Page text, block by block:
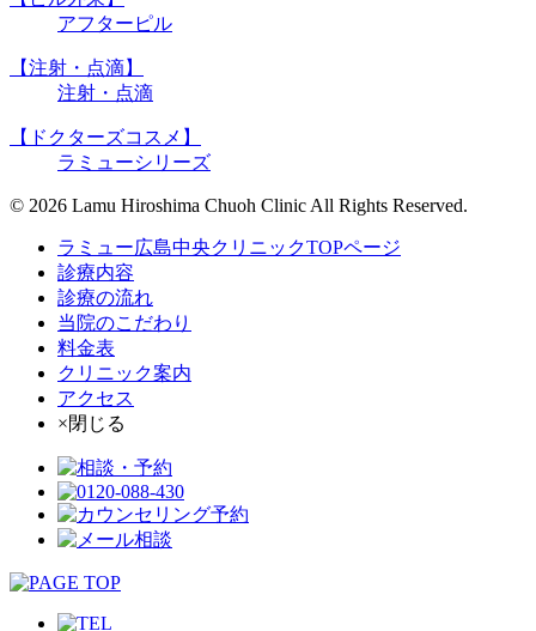
アフターピル
【注射・点滴】
注射・点滴
【ドクターズコスメ】
ラミューシリーズ
© 2026 Lamu Hiroshima Chuoh Clinic All Rights Reserved.
ラミュー広島中央クリニックTOPページ
診療内容
診療の流れ
当院のこだわり
料金表
クリニック案内
アクセス
×閉じる